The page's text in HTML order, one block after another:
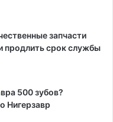
запчасти
продлить срок службы
500 зубов?
Нигерзавр